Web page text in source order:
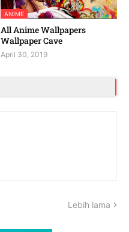
ANIME
All Anime Wallpapers
Wallpaper Cave
April 30, 2019
Lebih lama